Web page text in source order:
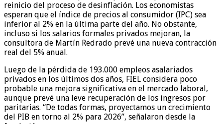
reinicio del proceso de desinflación. Los economistas
esperan que el índice de precios al consumidor (IPC) sea
inferior al 2% en la última parte del año. No obstante,
incluso si los salarios formales privados mejoran, la
consultora de Martín Redrado prevé una nueva contracción
real del 5% anual.
Luego de la pérdida de 193.000 empleos asalariados
privados en los últimos dos años, FIEL considera poco
probable una mejora significativa en el mercado laboral,
aunque prevé una leve recuperación de los ingresos por
paritarias. “De todas formas, proyectamos un crecimiento
del PIB en torno al 2% para 2026”, señalaron desde la